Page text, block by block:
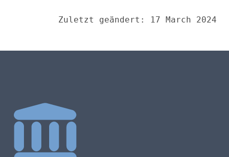
Zuletzt geändert: 17 March 2024